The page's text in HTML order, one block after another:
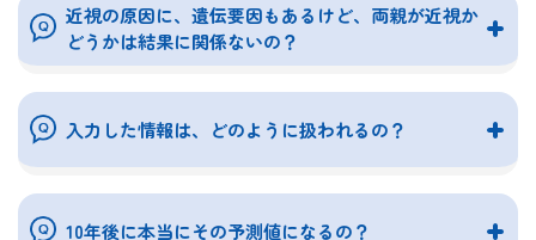
近視の原因に、遺伝要因もあるけど、両親が近視か
どうかは結果に関係ないの？
入力した情報は、どのように扱われるの？
10年後に本当にその予測値になるの？